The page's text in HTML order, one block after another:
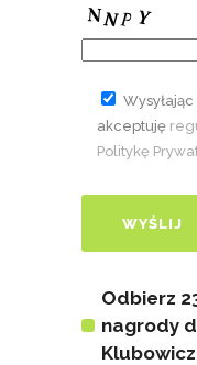
akceptuję
Politykę
Odbierz
nagrody